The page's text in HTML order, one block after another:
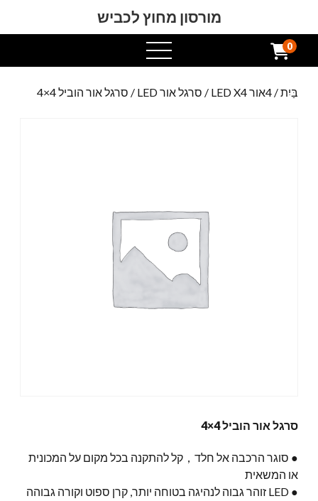
מורסון מחוץ לכביש
תפריט
פתוח
0
בַּיִת/ 4אור LED X4 / סרגל אור LED / סרגל אור הוביל 4×4
סרגל אור הוביל 4×4
● סוגר הרכבה אל חלד，קל להתקנה בכל מקום על המכונית
או המשאית
● LED זוהר גבוה לנהיגה בטוחה יותר, קרן ספוט וקורה גבוהה